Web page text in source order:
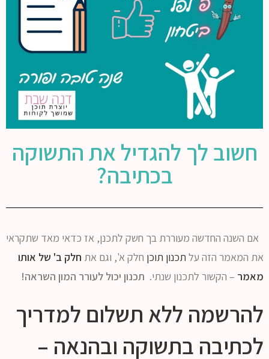
חשוב לך להגדיל את התשוקה
בכתיבה?
אם השנה החדשה מעוררת בך חשק לתכנן, אז כדאי מאד שתקראי
את המאמר הזה על תכנון תוכן חלק א', וגם את חלק ב' של אותו
מאמר – הקשור לתכנון שנתי. תכנון יכול לעורר המון השראה!
להרשמה ללא תשלום למדריך
לכתיבה בתשוקה ובהנאה –